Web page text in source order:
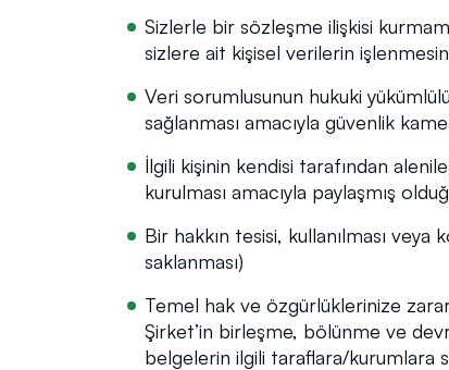
Sizlerle bir sözleşme ilişkisi
sizlere ait kişisel verilerin
Veri sorumlusunun hukuki
sağlanması amacıyla güvenlik
İlgili kişinin kendisi tarafından
kurulması amacıyla paylaşmış
Bir hakkın tesisi, kullanılması
saklanması)
Temel hak ve özgürlüklerinize
Şirket’in birleşme, bölünme ve
belgelerin ilgili taraflara/kurumlara